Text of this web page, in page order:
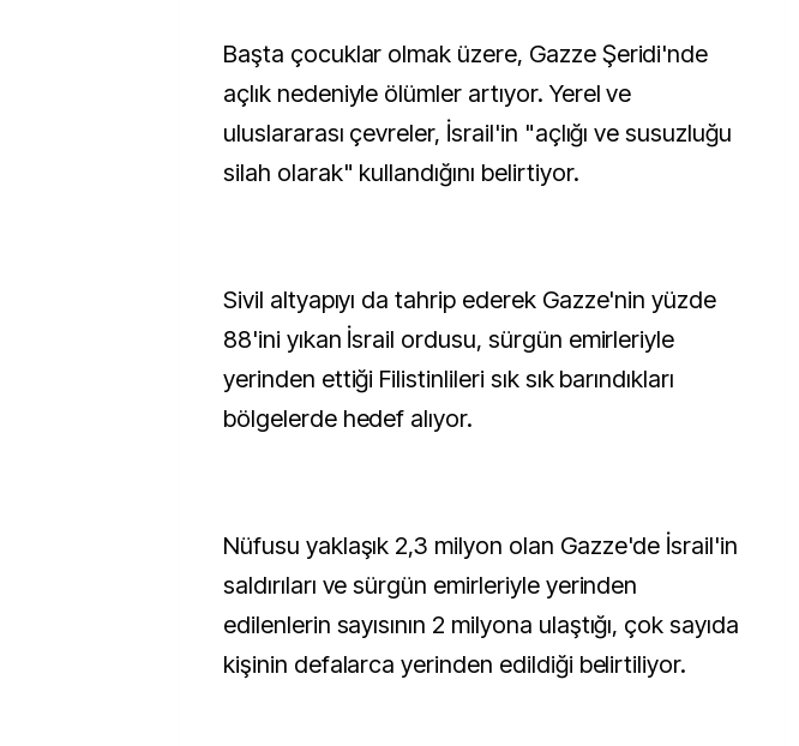
Başta çocuklar olmak üzere, Gazze Şeridi'nde
açlık nedeniyle ölümler artıyor. Yerel ve
uluslararası çevreler, İsrail'in "açlığı ve susuzluğu
silah olarak" kullandığını belirtiyor.
Sivil altyapıyı da tahrip ederek Gazze'nin yüzde
88'ini yıkan İsrail ordusu, sürgün emirleriyle
yerinden ettiği Filistinlileri sık sık barındıkları
bölgelerde hedef alıyor.
Nüfusu yaklaşık 2,3 milyon olan Gazze'de İsrail'in
saldırıları ve sürgün emirleriyle yerinden
edilenlerin sayısının 2 milyona ulaştığı, çok sayıda
kişinin defalarca yerinden edildiği belirtiliyor.